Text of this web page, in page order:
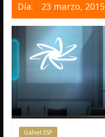
Día: 23 marzo, 2015
Galnet ESP